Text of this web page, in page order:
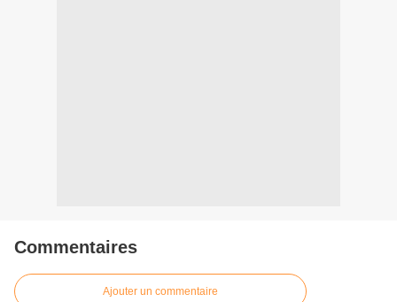
Commentaires
Ajouter un commentaire